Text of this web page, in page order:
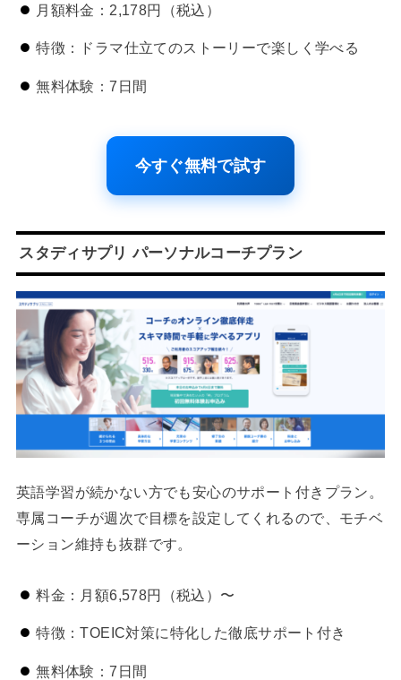
月額料金：2,178円（税込）
特徴：ドラマ仕立てのストーリーで楽しく学べる
無料体験：7日間
今すぐ無料で試す
スタディサプリ パーソナルコーチプラン
英語学習が続かない方でも安心のサポート付きプラン。
専属コーチが週次で目標を設定してくれるので、モチベ
ーション維持も抜群です。
料金：月額6,578円（税込）〜
特徴：TOEIC対策に特化した徹底サポート付き
無料体験：7日間